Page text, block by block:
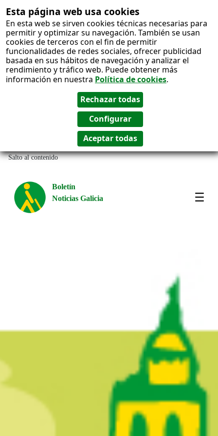
Esta página web usa cookies
En esta web se sirven cookies técnicas necesarias para
permitir y optimizar su navegación. También se usan
cookies de terceros con el fin de permitir
funcionalidades de redes sociales, ofrecer publicidad
basada en sus hábitos de navegación y analizar el
rendimiento y tráfico web. Puede obtener más
información en nuestra Política de cookies.
Salto al contenido
Boletín
Noticias Galicia